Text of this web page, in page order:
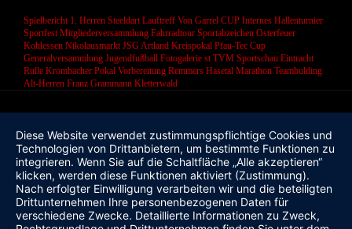
Spielbericht 1. Herren Steeldart Lauftreff Von Garrel CUP Internes Hallenturnier
Sportfest Mitgliederversammlung Fahrradtour Sportabzeichen Osterfeuer
Kohlessen Nikolausmarkt JSG Artland Kreispokal Pfau-Tec Cup
Generalversammlung Jugendfußball Fotogalerie st TVM Sportschau Eintracht
Rulle Krombacher Pokal Vorbereitung Remmers Hasetal Marathon Teambulding
Alt-Herren Franz Grammann Kletterwald
Diese Website verwendet zustimmungspflichtige Cookies und
Technologien von Drittanbietern, um bestimmte Funktionen zu
integrieren. Wenn Sie auf die Schaltfläche „Alle akzeptieren“
klicken, werden diese Funktionen aktiviert (Zustimmung).
Nach erfolgter Einwilligung verarbeiten wir und die beteiligten
Drittunternehmen Ihre personenbezogenen Daten für
verschiedene Zwecke. Detaillierte Informationen zu Zweck,